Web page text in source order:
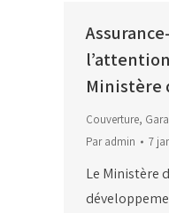
Ministère
Couverture,
Paradmin 7
Le Ministère